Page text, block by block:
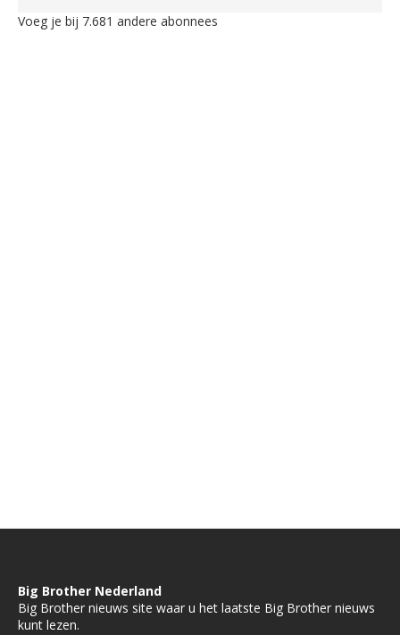
Voeg je bij 7.681 andere abonnees
Big Brother Nederland
Big Brother nieuws site waar u het laatste Big Brother nieuws
kunt lezen.